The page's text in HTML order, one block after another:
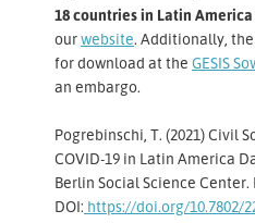
18 countries in Latin America
ourwebsite. Additionally,
for download at the GESIS
an embargo.
Pogrebinschi, T. (2021) Civil
COVID-19 in Latin America
Berlin Social Science Center.
DOI: https://doi.org/10.7802/